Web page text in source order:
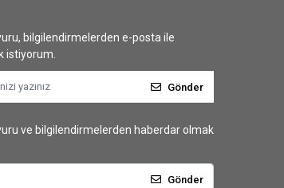
bilgilendirmelerden e-posta ile
istiyorum.
Gönder
ve bilgilendirmelerden haberdar olmak
Gönder